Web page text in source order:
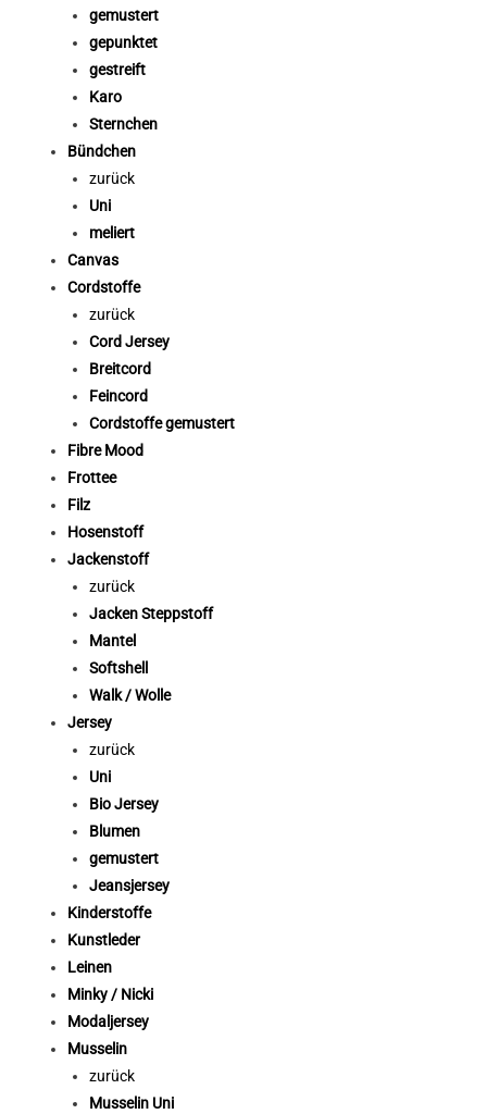
gemustert
gepunktet
gestreift
Karo
Sternchen
Bündchen
zurück
Uni
meliert
Canvas
Cordstoffe
zurück
Cord Jersey
Breitcord
Feincord
Cordstoffe gemustert
Fibre Mood
Frottee
Filz
Hosenstoff
Jackenstoff
zurück
Jacken Steppstoff
Mantel
Softshell
Walk / Wolle
Jersey
zurück
Uni
Bio Jersey
Blumen
gemustert
Jeansjersey
Kinderstoffe
Kunstleder
Leinen
Minky / Nicki
Modaljersey
Musselin
zurück
Musselin Uni